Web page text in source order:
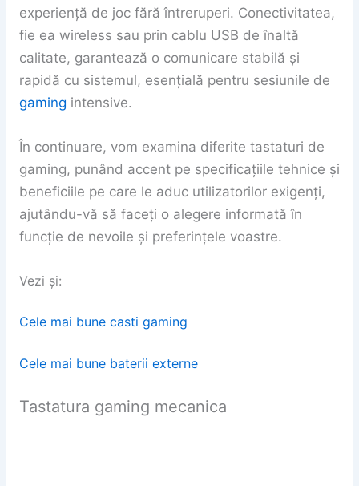
experiență de joc fără întreruperi. Conectivitatea,
fie ea wireless sau prin cablu USB de înaltă
calitate, garantează o comunicare stabilă și
rapidă cu sistemul, esențială pentru sesiunile de
gaming intensive.
În continuare, vom examina diferite tastaturi de
gaming, punând accent pe specificațiile tehnice și
beneficiile pe care le aduc utilizatorilor exigenți,
ajutându-vă să faceți o alegere informată în
funcție de nevoile și preferințele voastre.
Vezi și:
Cele mai bune casti gaming
Cele mai bune baterii externe
Tastatura gaming mecanica